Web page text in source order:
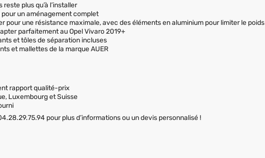
reste plus qu’à l’installer
pour un aménagement complet
pour une résistance maximale, avec des éléments en aluminium pour limiter le poids
parfaitement au Opel Vivaro 2019+
et tôles de séparation incluses
et mallettes de la marque AUER
rapport qualité-prix
Luxembourg et Suisse
pour plus d’informations ou un devis personnalisé !